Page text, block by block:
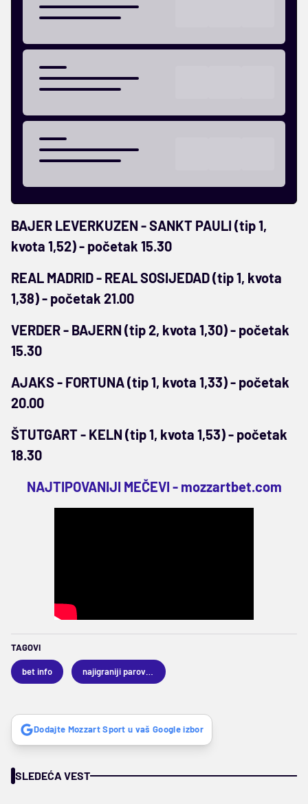
BAJER LEVERKUZEN - SANKT PAULI (tip 1,
kvota 1,52) - početak 15.30
REAL MADRID - REAL SOSIJEDAD (tip 1, kvota
1,38) - početak 21.00
VERDER - BAJERN (tip 2, kvota 1,30) - početak
15.30
AJAKS - FORTUNA (tip 1, kvota 1,33) - početak
20.00
ŠTUTGART - KELN (tip 1, kvota 1,53) - početak
18.30
NAJTIPOVANIJI MEČEVI - mozzartbet.com
TAGOVI
bet info
Dodajte Mozzart Sport u vaš Google izbor
SLEDEĆA VEST